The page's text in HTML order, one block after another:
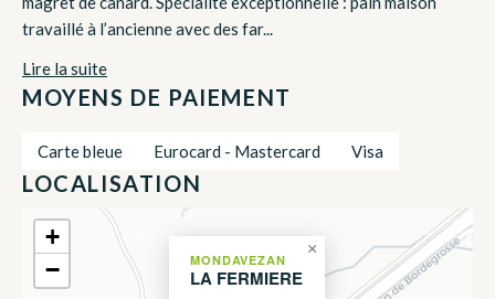
travaillé à l’ancienne avec des far...
Lire la suite
MOYENS DE PAIEMENT
Carte bleue Eurocard - Mastercard Visa
LOCALISATION
MONDAVEZAN
LA FERMIERE
×
+
−